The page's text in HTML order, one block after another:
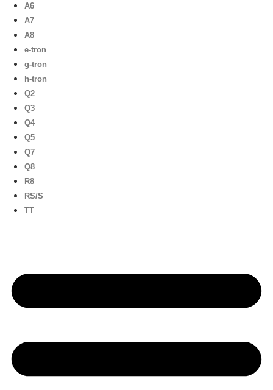
A6
A7
A8
e-tron
g-tron
h-tron
Q2
Q3
Q4
Q5
Q7
Q8
R8
RS/S
TT